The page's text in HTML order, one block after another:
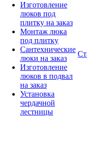
Изготовление
люков под
плитку на заказ
Монтаж люка
под плитку
Сантехнические
люки на заказ
Изготовление
люков в подвал
на заказ
Установка
чердачной
лестницы